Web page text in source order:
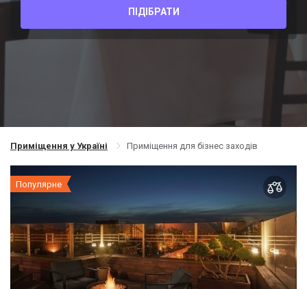
ПІДІБРАТИ
Приміщення у Україні Приміщення для бізнес заходів
Популярне